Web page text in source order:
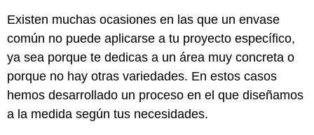
Existen muchas ocasiones en las que un envase
común no puede aplicarse a tu proyecto específico,
ya sea porque te dedicas a un área muy concreta o
porque no hay otras variedades. En estos casos
hemos desarrollado un proceso en el que diseñamos
a la medida según tus necesidades.